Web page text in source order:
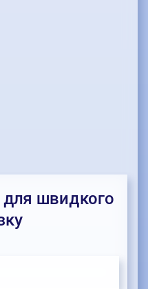
швидкого